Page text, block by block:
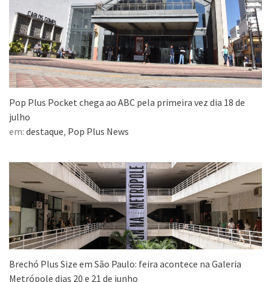
Pop Plus Pocket chega ao ABC pela primeira vez dia 18 de
julho
em: destaque, Pop Plus News
Brechó Plus Size em São Paulo: feira acontece na Galeria
Metrópole dias 20 e 21 de junho